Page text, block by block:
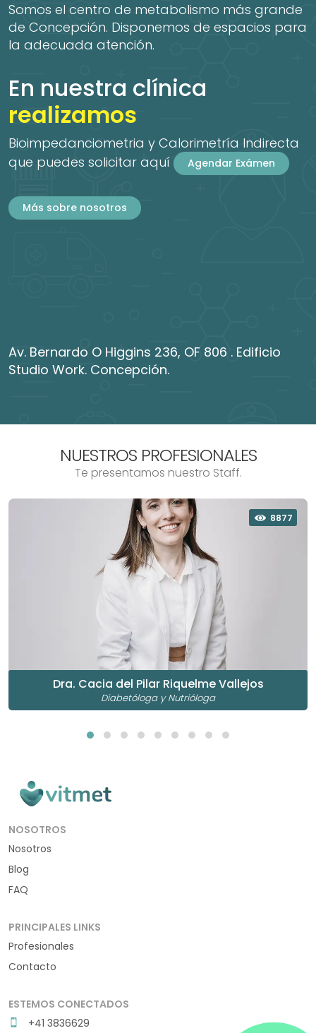
Somos el centro de metabolismo más grande
de Concepción. Disponemos de espacios para
la adecuada atención.
En nuestra clínica
realizamos
Bioimpedanciometria y Calorimetría Indirecta
que puedes solicitar aquí
Agendar Exámen
Más sobre nosotros
Av. Bernardo O Higgins 236, OF 806 . Edificio
Studio Work. Concepción.
NUESTROS PROFESIONALES
Te presentamos nuestro Staff.
8877
Dra. Cacia del Pilar Riquelme Vallejos
Diabetóloga y Nutrióloga
NOSOTROS
Nosotros
Blog
FAQ
PRINCIPALES LINKS
Profesionales
Contacto
ESTEMOS CONECTADOS
+41 3836629